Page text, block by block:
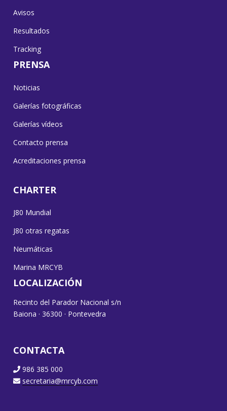
Avisos
Resultados
Tracking
PRENSA
Noticias
Galerías fotográficas
Galerías vídeos
Contacto prensa
Acreditaciones prensa
CHARTER
J80 Mundial
J80 otras regatas
Neumáticas
Marina MRCYB
LOCALIZACIÓN
Recinto del Parador Nacional s/n
Baiona · 36300 · Pontevedra
CONTACTA
986 385 000
secretaria@mrcyb.com